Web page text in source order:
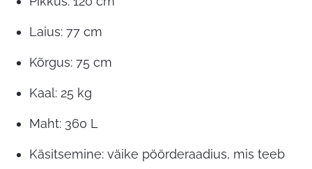
Laius: 77 cm
Kõrgus: 75 cm
Kaal: 25 kg
Maht: 360 L
Käsitsemine: väike pöörderaadius, mis teeb